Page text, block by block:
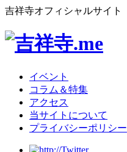
吉祥寺オフィシャルサイト
イベント
コラム＆特集
アクセス
当サイトについて
プライバシーポリシー